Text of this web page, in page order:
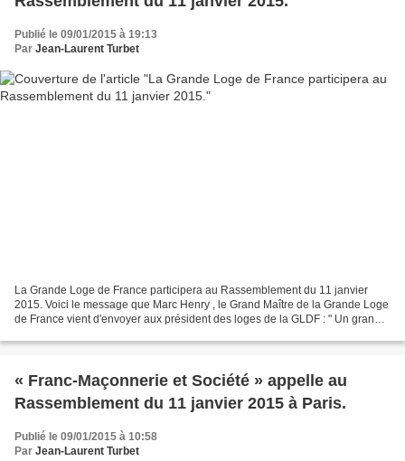
Publié le 09/01/2015 à 19:13
Par Jean-Laurent Turbet
La Grande Loge de France participera au Rassemblement du 11 janvier
2015. Voici le message que Marc Henry , le Grand Maître de la Grande Loge
de France vient d'envoyer aux président des loges de la GLDF : " Un grand
« Franc-Maçonnerie et Société » appelle au
Rassemblement du 11 janvier 2015 à Paris.
Publié le 09/01/2015 à 10:58
Par Jean-Laurent Turbet